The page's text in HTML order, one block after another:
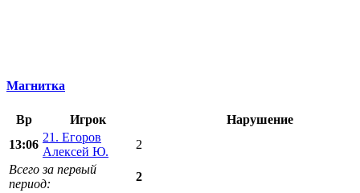
Магнитка
Вр Игрок
Нарушение
13:06
21. Егоров
Алексей Ю.
2
Всего за первый
период:
2